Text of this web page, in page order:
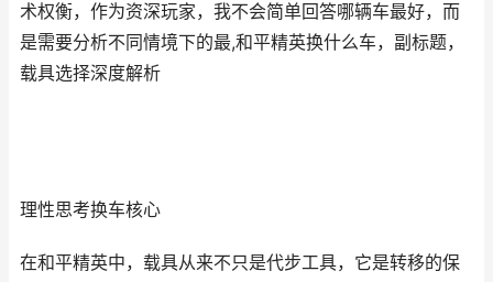
术权衡，作为资深玩家，我不会简单回答哪辆车最好，而
是需要分析不同情境下的最,和平精英换什么车，副标题，
载具选择深度解析
理性思考换车核心
在和平精英中，载具从来不只是代步工具，它是转移的保